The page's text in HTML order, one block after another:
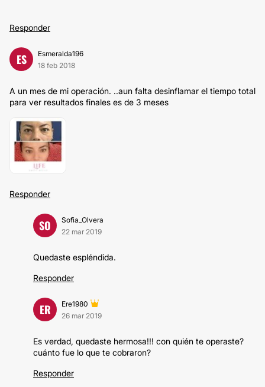
Responder
ES
Esmeralda196
18 feb 2018
A un mes de mi operación. ..aun falta desinflamar el tiempo total
para ver resultados finales es de 3 meses
Responder
SO
Sofia_Olvera
22 mar 2019
Quedaste espléndida.
Responder
ER
Ere1980
26 mar 2019
Es verdad, quedaste hermosa!!! con quién te operaste?
cuánto fue lo que te cobraron?
Responder